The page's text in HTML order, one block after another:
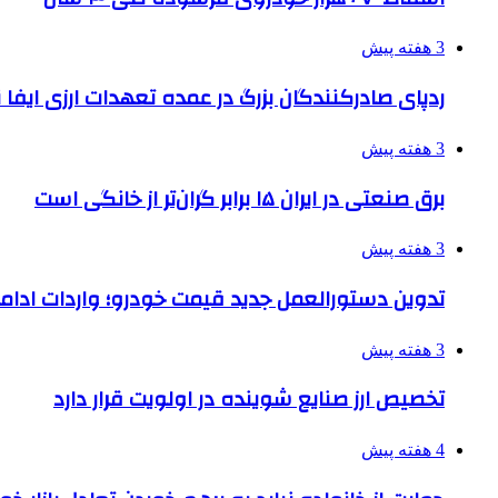
3 هفته پیش
ردپای صادرکنندگان بزرگ در عمده تعهدات ارزی
3 هفته پیش
برق صنعتی در ایران ۱۵ برابر گران‌تر از خانگی است
3 هفته پیش
تدوین دستورالعمل جدید قیمت خودرو؛ واردات
3 هفته پیش
تخصیص ارز صنایع شوینده در اولویت قرار دارد
4 هفته پیش